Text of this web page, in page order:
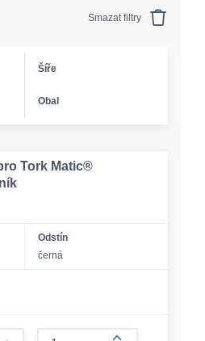
Smazat filtry
Šíře
Obal
Tork Matic®
Odstín
černá